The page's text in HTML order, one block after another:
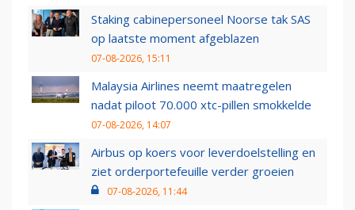
Staking cabinepersoneel Noorse tak SAS
op laatste moment afgeblazen
07-08-2026, 15:11
Malaysia Airlines neemt maatregelen
nadat piloot 70.000 xtc-pillen smokkelde
07-08-2026, 14:07
Airbus op koers voor leverdoelstelling en
ziet orderportefeuille verder groeien
07-08-2026, 11:44